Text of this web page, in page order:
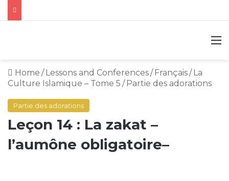
Home / Lessons and Conferences/ Français/ La
Culture Islamique – Tome 5 / Partie des adorations
Partie des adorations
Leçon 14 : La zakat –
l’aumône obligatoire–